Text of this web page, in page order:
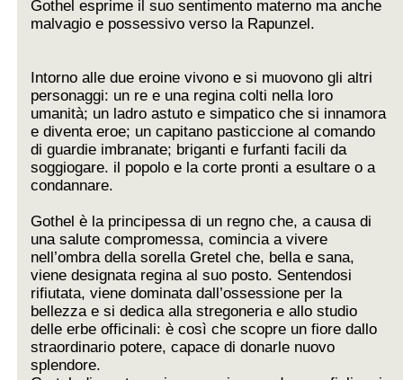
Gothel esprime il suo sentimento materno ma anche
malvagio e possessivo verso la Rapunzel.
Intorno alle due eroine vivono e si muovono gli altri
personaggi: un re e una regina colti nella loro
umanità; un ladro astuto e simpatico che si innamora
e diventa eroe; un capitano pasticcione al comando
di guardie imbranate; briganti e furfanti facili da
soggiogare. il popolo e la corte pronti a esultare o a
condannare.
Gothel è la principessa di un regno che, a causa di
una salute compromessa, comincia a vivere
nell’ombra della sorella Gretel che, bella e sana,
viene designata regina al suo posto. Sentendosi
rifiutata, viene dominata dall’ossessione per la
bellezza e si dedica alla stregoneria e allo studio
delle erbe officinali: è così che scopre un fiore dallo
straordinario potere, capace di donarle nuovo
splendore.